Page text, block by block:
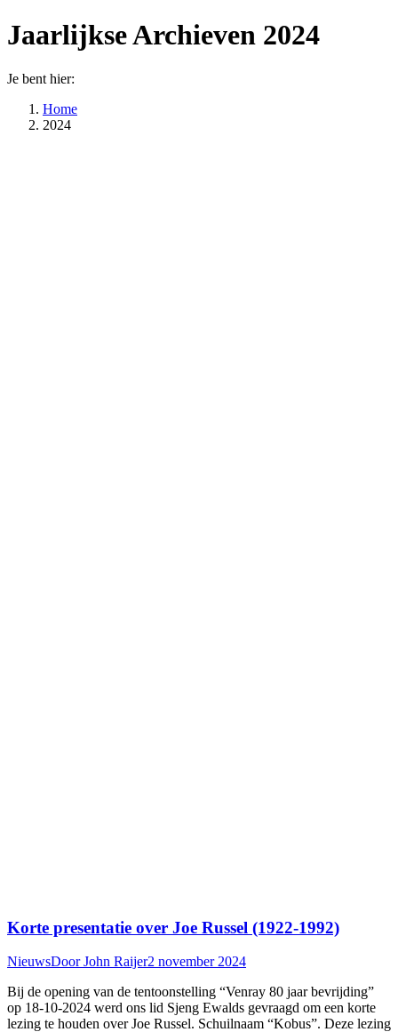
Jaarlijkse Archieven 2024
Je bent hier:
Home
2024
Korte presentatie over Joe Russel (1922-1992)
NieuwsDoorJohn Raijer2 november 2024
Bij de opening van de tentoonstelling “Venray 80 jaar bevrijding”
op 18-10-2024 werd ons lid Sjeng Ewalds gevraagd om een korte
lezing te houden over Joe Russel. Schuilnaam “Kobus”. Deze lezing